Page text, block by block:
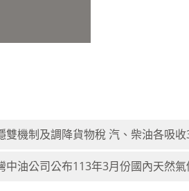
雙機制及調降貨物稅 汽、柴油各吸
中油公司公布113年3月份國內天然